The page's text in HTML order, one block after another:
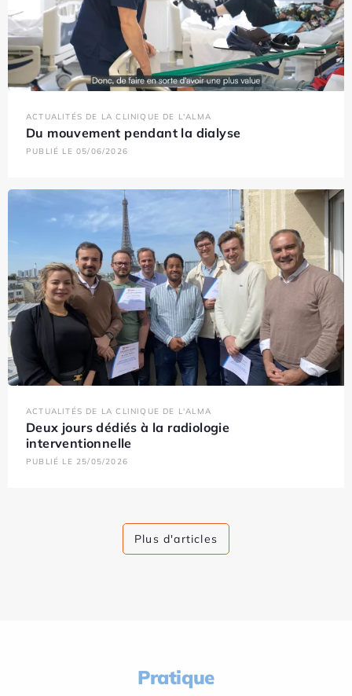
ACTUALITÉS DE LA CLINIQUE DE L'ALMA
Du mouvement pendant la dialyse
PUBLIÉ LE 05/06/2026
ACTUALITÉS DE LA CLINIQUE DE L'ALMA
Deux jours dédiés à la radiologie
interventionnelle
PUBLIÉ LE 25/05/2026
Plus d'articles
Pratique